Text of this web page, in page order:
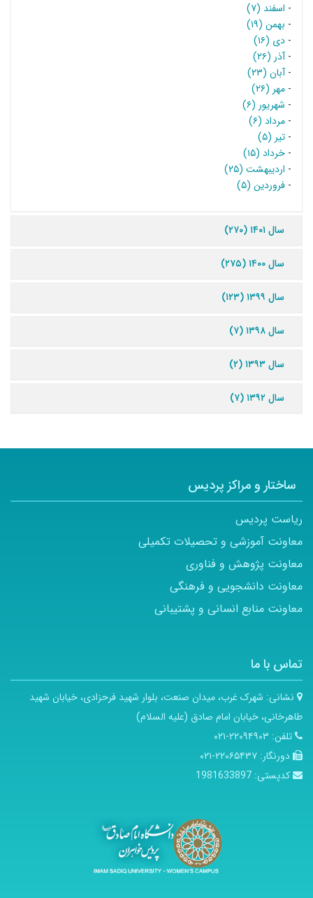
- اسفند (۷)
- بهمن (۱۹)
- دی (۱۶)
-آذر (۲۶)
-آبان (۲۳)
- مهر (۲۶)
- شهریور (۶)
- مرداد (۶)
- تیر (۵)
- خرداد (۱۵)
- اردیبهشت (۲۵)
- فروردین (۵)
سال ۱۴۰۱ (۲۷۰)
سال ۱۴۰۰ (۲۷۵)
سال ۱۳۹۹ (۱۲۳)
سال ۱۳۹۸ (۷)
سال ۱۳۹۳ (۲)
سال ۱۳۹۲ (۷)
ساختار و مراکز پردیس
ریاست پردیس
معاونت آموزشی و تحصیلات تکمیلی
معاونت پژوهش و فناوری
معاونت دانشجویی و فرهنگی
معاونت منابع انسانی و پشتیبانی
تماس با ما
نشانی: شهرک غرب، میدان صنعت، بلوار شهید فرحزادی، خیابان شهید
طاهرخانی، خیابان امام صادق (علیه السلام)
تلفن: ۲۲۰۹۴۹۰۳-۰۲۱
دورنگار: ۲۲۰۶۵۴۳۷-۰۲۱
کدپستی: 1981633897